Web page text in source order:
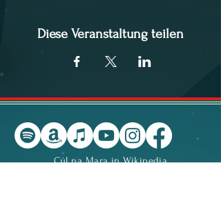
Diese Veranstaltung teilen
Cúl na Mara in Wikipedia